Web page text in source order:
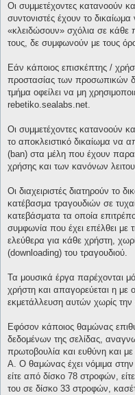
Οι συμμετέχοντες κατανοούν
συντονιστές έχουν το
«κλειδώσουν» σχόλια σε κάθε
τους, δε συμφωνούν με τους
Εάν κάποιος επισκέπτης /
προστασίας των προσωπικών
τμήμα οφείλει να μη
rebetiko.sealabs.net.
Οι συμμετέχοντες κατανοούν
το αποκλειστικό δικαίωμα να
(ban) στα μέλη που έχουν
χρήσης και των κανόνων
Οι διαχειριστές διατηρούν το
κατέβασμα τραγουδιών σε
κατεβάσματα τα οποία
συμφωνία που έχει επέλθει με
ελεύθερα για κάθε χρήστη,
(downloading) του τραγουδιού.
Τα μουσικά έργα παρέχονται
χρήστη και απαγορεύεται η με
εκμετάλλευση αυτών χωρίς
Εφόσον κάποιος θαμώνας
δεδομένων της σελίδας,
πρωτοβουλία και ευθύνη και
Α. Ο θαμώνας έχει νόμιμα στην
είτε από δίσκο 78 στροφών,
του σε δίσκο 33 στροφών,